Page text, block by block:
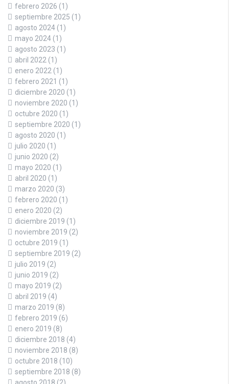
febrero 2026 (1)
septiembre 2025 (1)
agosto 2024 (1)
mayo 2024 (1)
agosto 2023 (1)
abril 2022 (1)
enero 2022 (1)
febrero 2021 (1)
diciembre 2020 (1)
noviembre 2020 (1)
octubre 2020 (1)
septiembre 2020 (1)
agosto 2020 (1)
julio 2020 (1)
junio 2020 (2)
mayo 2020 (1)
abril 2020 (1)
marzo 2020 (3)
febrero 2020 (1)
enero 2020 (2)
diciembre 2019 (1)
noviembre 2019 (2)
octubre 2019 (1)
septiembre 2019 (2)
julio 2019 (2)
junio 2019 (2)
mayo 2019 (2)
abril 2019 (4)
marzo 2019 (8)
febrero 2019 (6)
enero 2019 (8)
diciembre 2018 (4)
noviembre 2018 (8)
octubre 2018 (10)
septiembre 2018 (8)